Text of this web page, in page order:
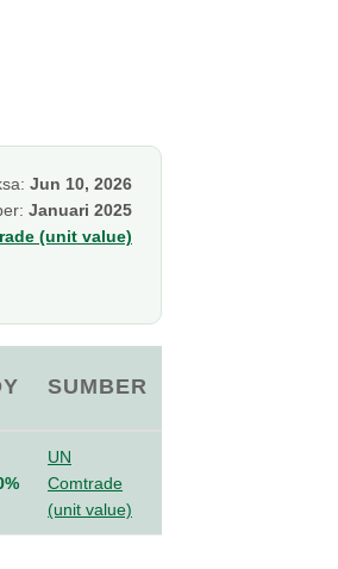
Jun 10, 2026
Januari 2025
(unit value)
SUMBER
UN
Comtrade
(unit value)